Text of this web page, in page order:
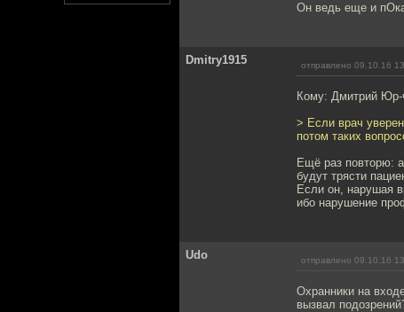
Он ведь еще и
Dmitry1915 отправлено 09.10.16
Кому: Дмитрий Юр-
> Если врач
потом таких
Ещё раз повторю:
будут трясти
Если он, нарушая
ибо нарушение
Udo отправлено 09.10.16
Охранники на
вызвал